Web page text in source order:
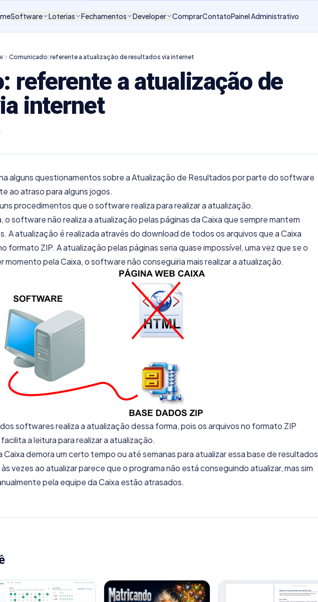
Software Loterias Fechamentos Developer ComprarContatoPainel Administrativo
Comunicado: referente a atualização de resultados via internet
referente a atualização de
internet
alguns questionamentos sobre a Atualização de Resultados por parte do software
ao atraso para alguns jogos.
procedimentos que o software realiza para realizar a atualização.
o software não realiza a atualização pelas páginas da Caixa que sempre mantem
A atualização é realizada através do download de todos os arquivos que a Caixa
formato ZIP. A atualização pelas páginas seria quase impossível, uma vez que se o
pela Caixa, o software não conseguiria mais realizar a atualização.
softwares realiza a atualização dessa forma, pois os arquivos no formato ZIP
a leitura para realizar a atualização.
demora um certo tempo ou até semanas para atualizar essa base de resultados
vezes ao atualizar parece que o programa não está conseguindo atualizar, mas sim
pela equipe da Caixa estão atrasados.